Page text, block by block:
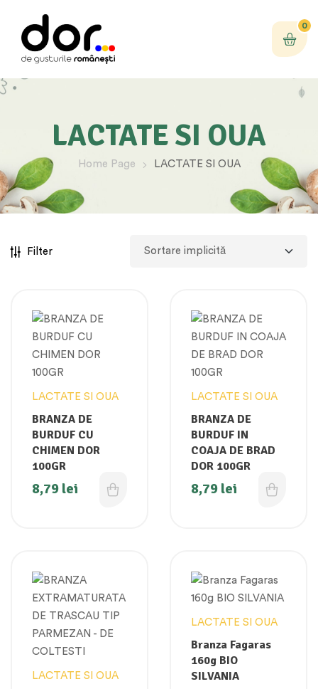
0
LACTATE SI OUA
Home Page LACTATE SI OUA
Filter
LACTATE SI OUA
BRANZA DE
BURDUF CU
CHIMEN DOR
100GR
8,79 lei
LACTATE SI OUA
BRANZA DE
BURDUF IN
COAJA DE BRAD
DOR 100GR
8,79 lei
LACTATE SI OUA
LACTATE SI OUA
Branza Fagaras
160g BIO
SILVANIA